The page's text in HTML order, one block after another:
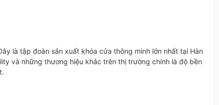
là tập đoàn sản xuất khóa cửa thông minh lớn nhất tại Hàn
và những thương hiệu khác trên thị trường chính là độ bền